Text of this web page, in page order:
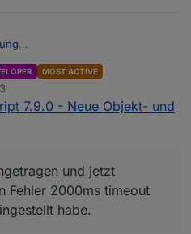
neuen Blöcken habt: Einfach
hilft euch auch nicht weiter...
2000ms timeout obwohl ich
habe.
MOST ACTIVE
7.9.0 - Neue Objekt- und
und jetzt
Fehler 2000ms timeout
habe.